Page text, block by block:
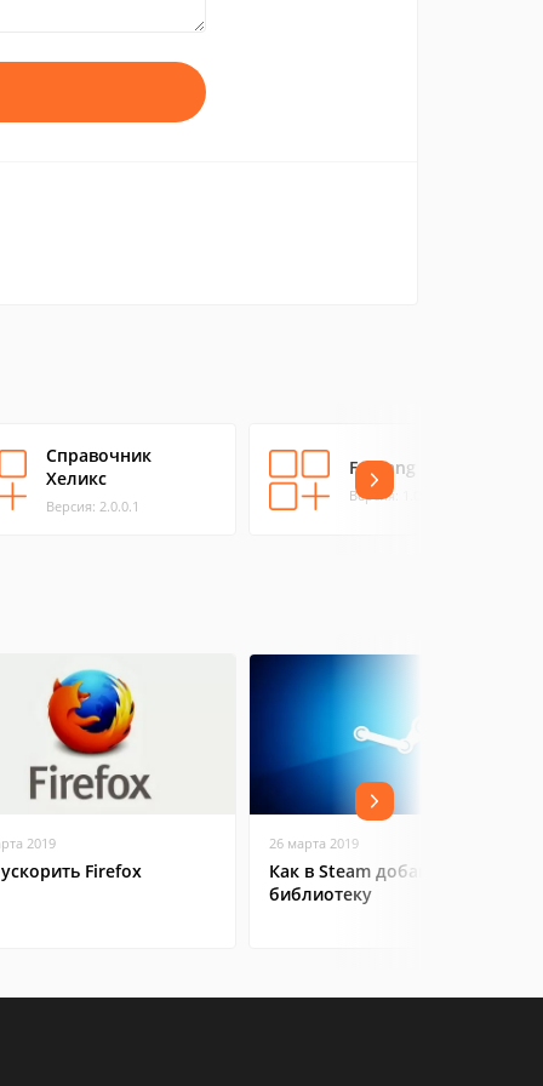
Справочник
Хеликс
Версия: 2.0.0.1
ForLang Cards
Версия: 1.0.0.0
2019
Firefox
26 марта 2019
Как в Steam добавить игру в
библиотеку